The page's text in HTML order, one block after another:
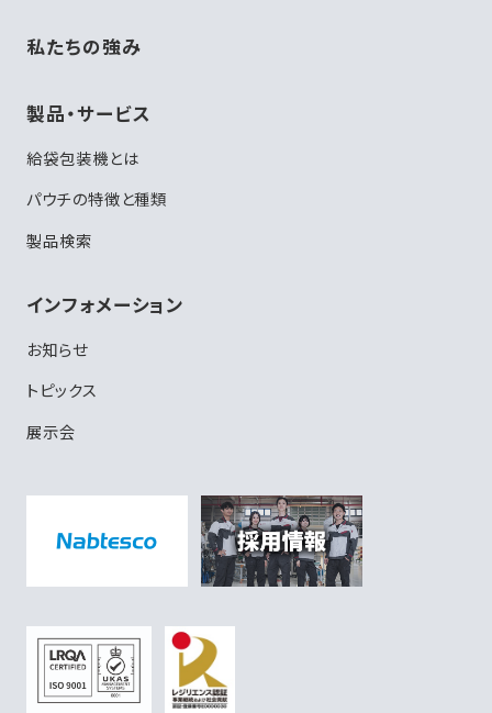
私たちの強み
製品・サービス
給袋包装機とは
パウチの特徴と種類
製品検索
インフォメーション
お知らせ
トピックス
展示会